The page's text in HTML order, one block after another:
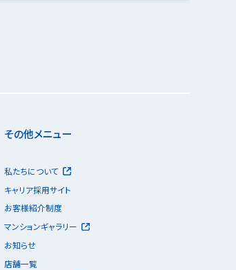
その他メニュー
私たちについて
キャリア採用サイト
お客様紹介制度
マンションギャラリー
お知らせ
店舗一覧